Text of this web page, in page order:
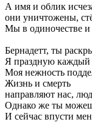
А имя и облик
они уничтожены,
Мы в одиночестве и
Бернадетт, ты
Я праздную каждый
Моя нежность
Жизнь и смерть
направляют нас,
Однако же ты
И сейчас впусти